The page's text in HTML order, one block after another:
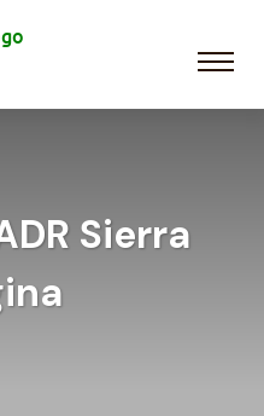
Sierra